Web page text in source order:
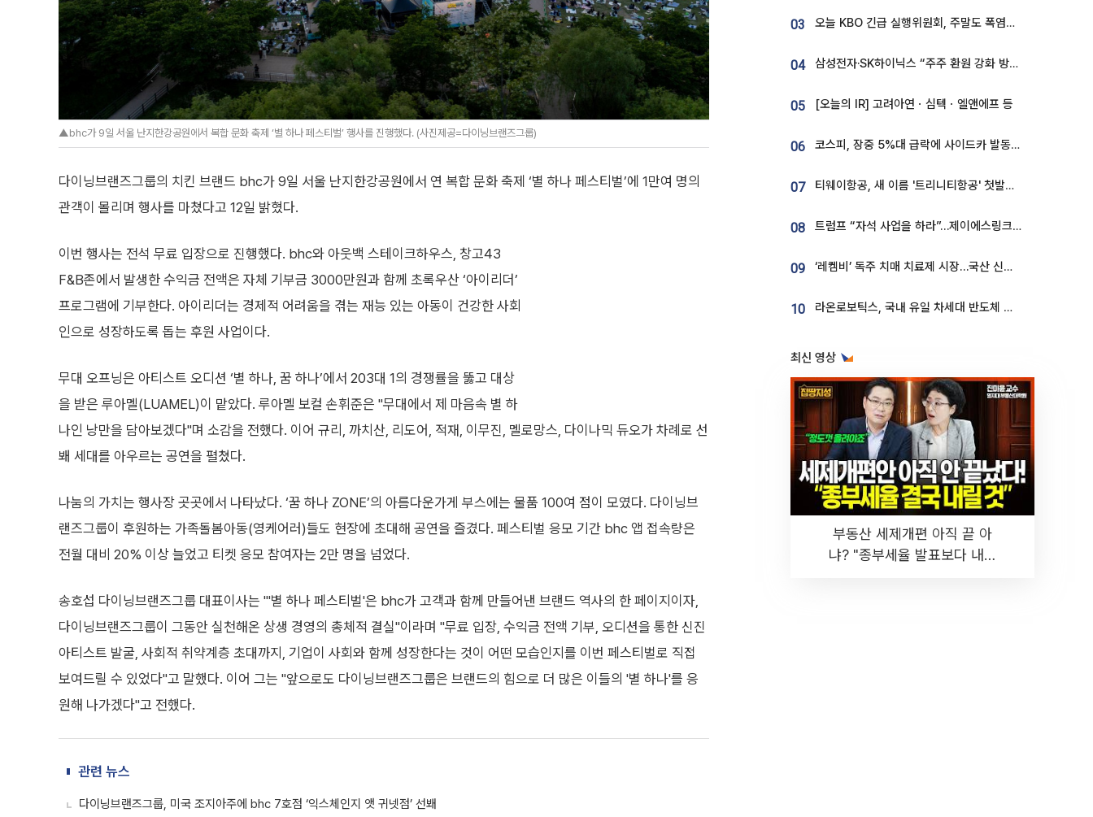
▲bhc가 9일 서울 난지한강공원에서 복합 문화 축제 ‘별 하나 페스티벌’ 행사를 진행했다. (사진제공=다이닝브랜즈그룹)
다이닝브랜즈그룹의 치킨 브랜드 bhc가 9일 서울 난지한강공원에서 연 복합 문화 축제 ‘별 하나 페스티벌’에 1만여 명의
관객이 몰리며 행사를 마쳤다고 12일 밝혔다.
이번 행사는 전석 무료 입장으로 진행했다. bhc와 아웃백 스테이크하우스, 창고43
F&B존에서 발생한 수익금 전액은 자체 기부금 3000만원과 함께 초록우산 ‘아이리더’
프로그램에 기부한다. 아이리더는 경제적 어려움을 겪는 재능 있는 아동이 건강한 사회
인으로 성장하도록 돕는 후원 사업이다.
무대 오프닝은 아티스트 오디션 ‘별 하나, 꿈 하나’에서 203대 1의 경쟁률을 뚫고 대상
을 받은 루아멜(LUAMEL)이 맡았다. 루아멜 보컬 손휘준은 "무대에서 제 마음속 별 하
나인 낭만을 담아보겠다"며 소감을 전했다. 이어 규리, 까치산, 리도어, 적재, 이무진, 멜로망스, 다이나믹 듀오가 차례로 선
봬 세대를 아우르는 공연을 펼쳤다.
나눔의 가치는 행사장 곳곳에서 나타났다. ‘꿈 하나 ZONE’의 아름다운가게 부스에는 물품 100여 점이 모였다. 다이닝브
랜즈그룹이 후원하는 가족돌봄아동(영케어러)들도 현장에 초대해 공연을 즐겼다. 페스티벌 응모 기간 bhc 앱 접속량은
전월 대비 20% 이상 늘었고 티켓 응모 참여자는 2만 명을 넘었다.
송호섭 다이닝브랜즈그룹 대표이사는 "'별 하나 페스티벌'은 bhc가 고객과 함께 만들어낸 브랜드 역사의 한 페이지이자,
다이닝브랜즈그룹이 그동안 실천해온 상생 경영의 총체적 결실"이라며 "무료 입장, 수익금 전액 기부, 오디션을 통한 신진
아티스트 발굴, 사회적 취약계층 초대까지, 기업이 사회와 함께 성장한다는 것이 어떤 모습인지를 이번 페스티벌로 직접
보여드릴 수 있었다"고 말했다. 이어 그는 "앞으로도 다이닝브랜즈그룹은 브랜드의 힘으로 더 많은 이들의 '별 하나'를 응
원해 나가겠다"고 전했다.
관련 뉴스
다이닝브랜즈그룹, 미국 조지아주에 bhc 7호점 ‘익스체인지 앳 귀넷점’ 선봬
03 오늘 KBO 긴급 실행위원회, 주말도 폭염취소 될까
04 삼성전자·SK하이닉스 “주주 환원 강화 방안 마련”
05 [오늘의 IR] 고려아연ㆍ심텍ㆍ엘앤에프 등
06 코스피, 장중 5%대 급락에 사이드카 발동…삼성·SK 동반 폭락
07 티웨이항공, 새 이름 '트리니티항공' 첫발…SSC 전략 본격화
08 트럼프 “자석 사업을 하라”…제이에스링크, 비중국 영구자석 공급망 구축 속도
09 ‘레켐비’ 독주 치매 치료제 시장…국산 신약 등장하나
10 라온로보틱스, 국내 유일 차세대 반도체 공정 로봇 개발 ‘고객사 테스트 진행’
최신 영상
부동산 세제개편 아직 끝 아
냐? "종부세율 발표보다 내릴